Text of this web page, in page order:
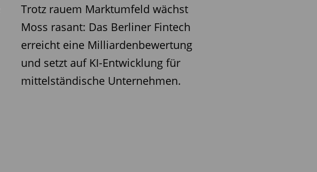
Trotz rauem Marktumfeld wächst
Moss rasant: Das Berliner Fintech
erreicht eine Milliardenbewertung
und setzt auf KI-Entwicklung für
mittelständische Unternehmen.